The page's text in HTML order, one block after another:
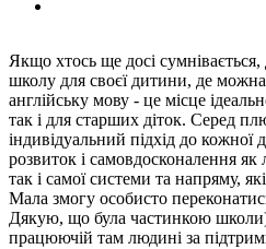
Якщо хтось ще досі
школу для своєї дитини, де
англійську мову - це місце
так і для старших діток. Серед
індивідуальний підхід до кожної
розвиток і самовдосконалення
так і самої системи та напряму,
Мала змогу особисто
Дякую, що була частинкою
працюючій там людині за